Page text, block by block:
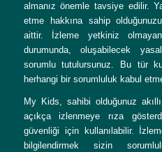
almanız önemle tavsiye edilir.
etme hakkına sahip
aittir. İzleme yetkiniz
durumunda, oluşabilecek
sorumlu tutulursunuz. Bu tür
herhangi bir sorumluluk kabul
My Kids, sahibi olduğunuz
açıkça izlenmeye rıza
güvenliği için kullanılabilir.
bilgilendirmek sizin